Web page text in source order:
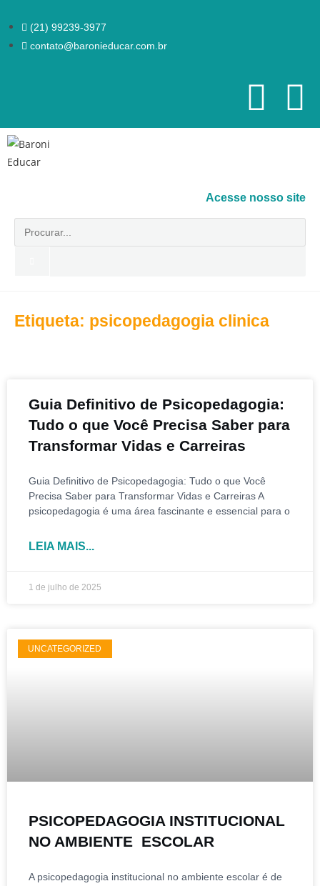
(21) 99239-3977
contato@baronieducar.com.br
Acesse nosso site
Etiqueta: psicopedagogia clinica
Guia Definitivo de Psicopedagogia:
Tudo o que Você Precisa Saber para
Transformar Vidas e Carreiras
Guia Definitivo de Psicopedagogia: Tudo o que Você
Precisa Saber para Transformar Vidas e Carreiras A
psicopedagogia é uma área fascinante e essencial para o
LEIA MAIS...
1 de julho de 2025
UNCATEGORIZED
PSICOPEDAGOGIA INSTITUCIONAL
NO AMBIENTE ESCOLAR
A psicopedagogia institucional no ambiente escolar é de